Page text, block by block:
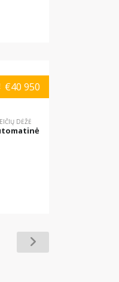
€40 950
DĖŽĖ